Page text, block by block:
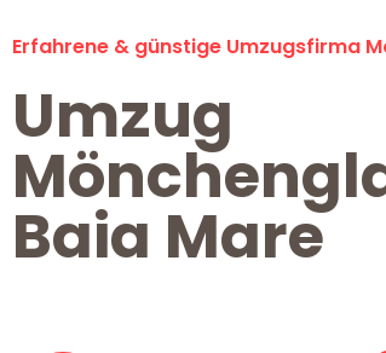
Erfahrene & günstige Umzugsfirma
Umzug
Baia Mare